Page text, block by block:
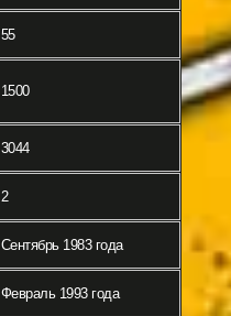
55
1500
3044
2
Сентябрь 1983 года
Февраль 1993 года